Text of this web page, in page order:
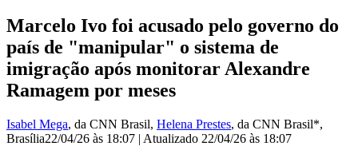
Marcelo Ivo foi acusado pelo governo do
país de "manipular" o sistema de
imigração após monitorar Alexandre
Ramagem por meses
Isabel Mega, da CNN Brasil, Helena Prestes, da CNN Brasil*,
Brasília22/04/26 às 18:07 | Atualizado 22/04/26 às 18:07